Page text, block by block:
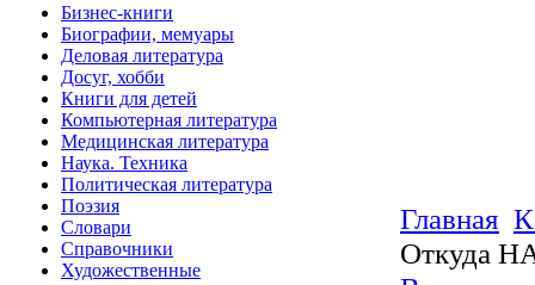
Бизнес-книги
Биографии, мемуары
Деловая литература
Досуг, хобби
Книги для детей
Компьютерная литература
Медицинская литература
Наука. Техника
Политическая литература
Поэзия
Словари
Справочники
Художественные
Главная
Откуда